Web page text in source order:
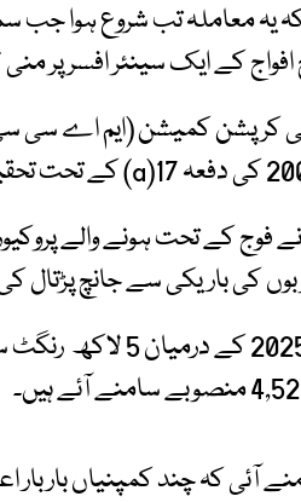
یہ معاملہ تب شروع ہوا جب
کے ایک سینئر افسر پر
کرپشن کمیشن (ایم اے سی
فوج کے تحت ہونے والے
کی باریکی سے جانچ پڑتال
آئی کہ چند کمپنیاں بار